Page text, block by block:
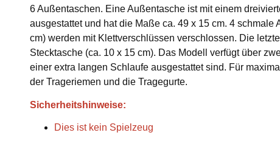
6 Außentaschen. Eine Außentasche ist mit einem
ausgestattet und hat die Maße ca. 49 x 15 cm. 4 schmale
cm) werden mit Klettverschlüssen verschlossen. Die
Stecktasche (ca. 10 x 15 cm). Das Modell verfügt über
einer extra langen Schlaufe ausgestattet sind. Für
der Trageriemen und die Tragegurte.
Sicherheitshinweise:
Dies ist kein Spielzeug